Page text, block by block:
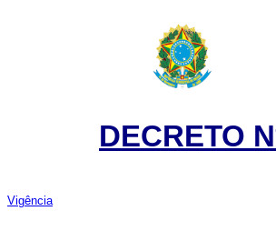
DECRETO
Vigência